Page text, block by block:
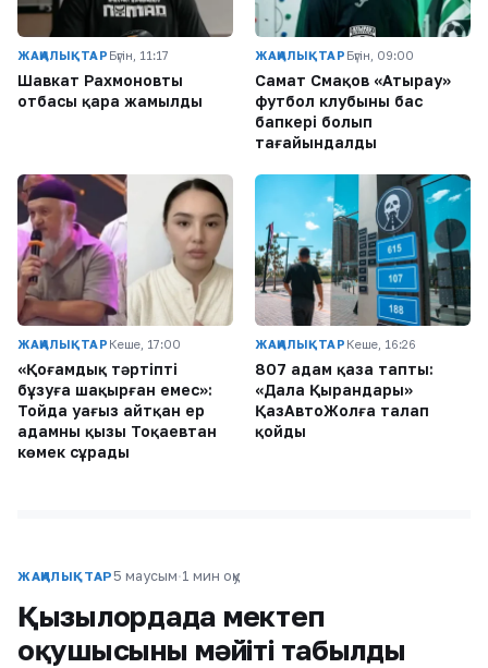
ЖАҢАЛЫҚТАР Бүгін, 11:17
Шавкат Рахмоновтың
отбасы қара жамылды
ЖАҢАЛЫҚТАР Бүгін, 09:00
Самат Смақов «Атырау»
футбол клубының бас
бапкері болып
тағайындалды
ЖАҢАЛЫҚТАР Кеше, 17:00
«Қоғамдық тәртіпті
бұзуға шақырған емес»:
Тойда уағыз айтқан ер
адамның қызы Тоқаевтан
көмек сұрады
ЖАҢАЛЫҚТАР Кеше, 16:26
807 адам қаза тапты:
«Дала Қырандары»
ҚазАвтоЖолға талап
қойды
ЖАҢАЛЫҚТАР 5 маусым·1 мин оқу
Қызылордада мектеп
оқушысының мәйіті табылды